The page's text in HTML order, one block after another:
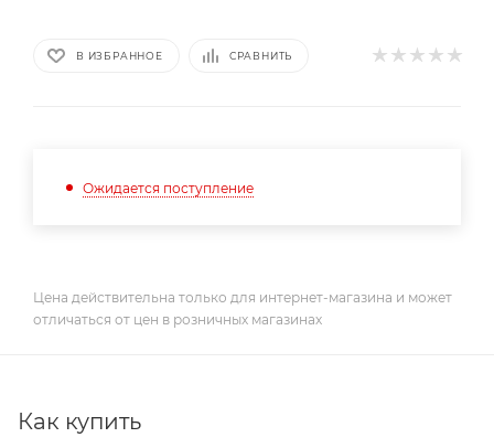
В ИЗБРАННОЕ СРАВНИТЬ
Ожидается поступление
Цена действительна только для интернет-магазина и может
отличаться от цен в розничных магазинах
Как купить